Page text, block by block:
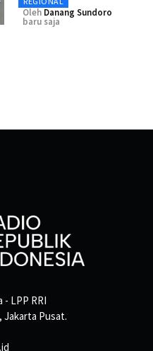
Oleh Danang Sundoro
baru saja
LPP RRI
Jakarta Pusat.